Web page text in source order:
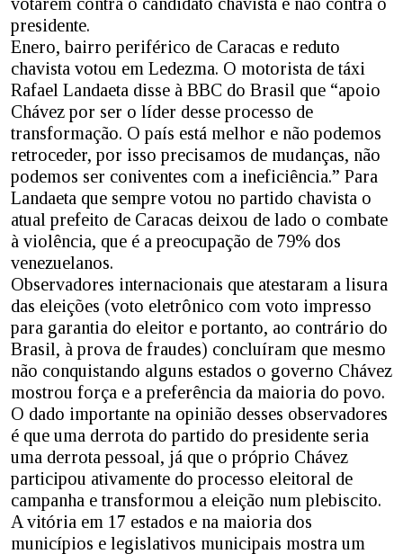
presidente.
Enero, bairro periférico de Caracas e reduto
chavista votou em Ledezma. O motorista de táxi
Rafael Landaeta disse à BBC do Brasil que “apoio
Chávez por ser o líder desse processo de
transformação. O país está melhor e não podemos
retroceder, por isso precisamos de mudanças, não
podemos ser coniventes com a ineficiência.” Para
Landaeta que sempre votou no partido chavista o
atual prefeito de Caracas deixou de lado o combate
à violência, que é a preocupação de 79% dos
venezuelanos.
Observadores internacionais que atestaram a lisura
das eleições (voto eletrônico com voto impresso
para garantia do eleitor e portanto, ao contrário do
Brasil, à prova de fraudes) concluíram que mesmo
não conquistando alguns estados o governo Chávez
mostrou força e a preferência da maioria do povo.
O dado importante na opinião desses observadores
é que uma derrota do partido do presidente seria
uma derrota pessoal, já que o próprio Chávez
participou ativamente do processo eleitoral de
campanha e transformou a eleição num plebiscito.
A vitória em 17 estados e na maioria dos
municípios e legislativos municipais mostra um